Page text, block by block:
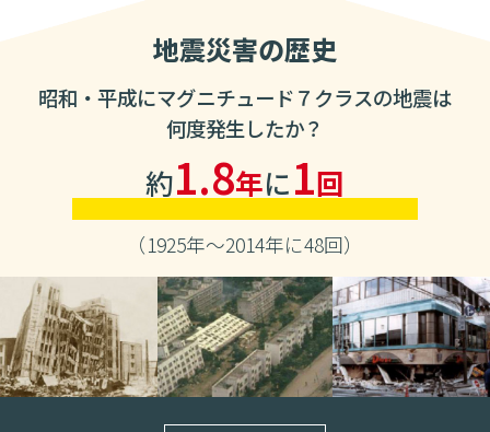
地震災害の歴史
昭和・平成にマグニチュード７クラスの地震は
何度発生したか？
約1.8年に1回
（1925年～2014年に48回）